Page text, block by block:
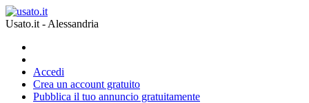
Usato.it - Alessandria
Accedi
Crea un account gratuito
Pubblica il tuo annuncio gratuitamente